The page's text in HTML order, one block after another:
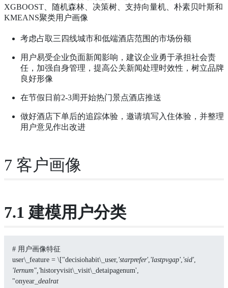
考虑占取三四线城市和低端酒店范围的市场份额
用户易受企业负面新闻影响，建议企业勇于承担社会责
任，加强自身管理，提高公关新闻处理时效性，树立品牌
良好形像
在节假日前2-3周开始热门景点酒店推送
做好酒店下单后的追踪体验，邀请填写入住体验，并整理
用户意见作出改进
7 客户画像
7.1 建模用户分类
# 用户画像特征
user\_feature = \["decisiohabit\_user, 'starprefer' 'lastpvgap' 'sid'
'lernum",'historyvisit\_visit\_detaipagenum',
"onyear _dealrat